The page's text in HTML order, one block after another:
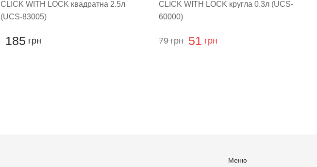
CLICK WITH LOCK квадратна 2.5л
(UCS-83005)
185 грн
CLICK WITH LOCK кругла 0.3л (UCS-
60000)
79 грн 51 грн
Меню